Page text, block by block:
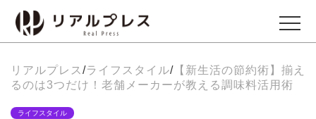
ビジネス
リアルプレス /ライフスタイル/ 【新生活の節約術】揃え
るのは3つだけ！老舗メーカーが教える調味料活用術
ライフスタイル